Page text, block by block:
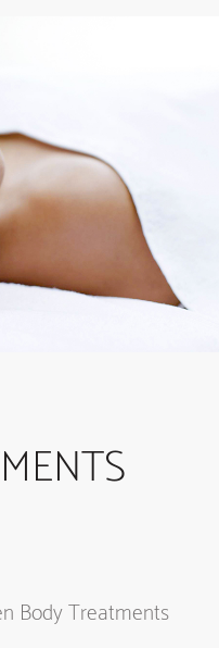
Body Treatments